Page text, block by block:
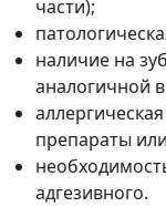
части);
наличие на
аналогичной
препараты
адгезивного.